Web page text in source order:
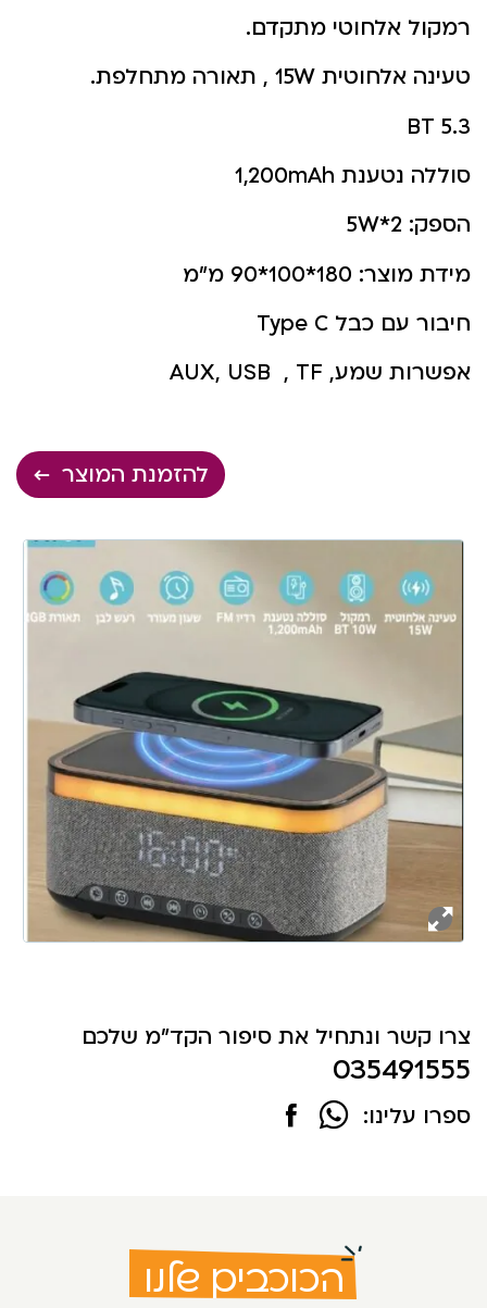
רמקול אלחוטי מתקדם.
טעינה אלחוטית 15W , תאורה מתחלפת.
BT 5.3
סוללה נטענת 1,200mAh
הספק: 5W*2
מידת מוצר: 180*100*90 מ”מ
חיבור עם כבל Type C
אפשרות שמע, AUX, USB , TF
להזמנת המוצר
צרו קשר ונתחיל את סיפור הקד"מ שלכם
035491555
ספרו עלינו:
הכוכבים שלנו